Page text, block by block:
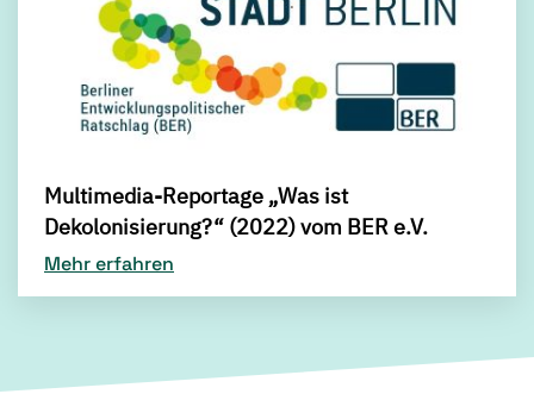
Multimedia-Reportage „Was ist
Dekolonisierung?“ (2022) vom BER e.V.
Mehr erfahren